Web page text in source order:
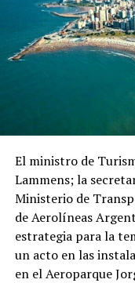
El ministro de
Lammens; la
Ministerio de
de Aerolíneas
estrategia para la
un acto en las
en el Aeroparque